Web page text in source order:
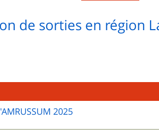
de sorties en région
2025